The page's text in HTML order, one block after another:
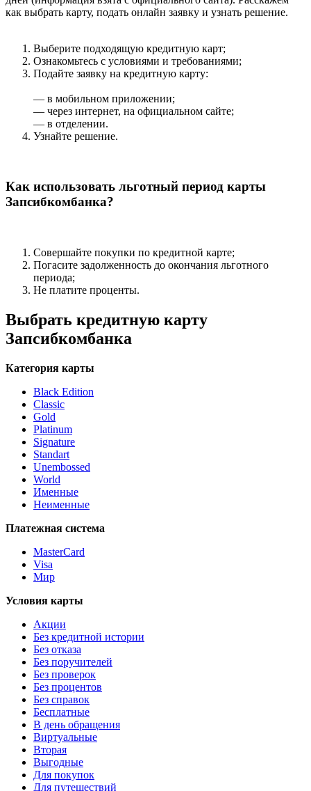
как выбрать карту, подать онлайн заявку и узнать решение.
Выберите подходящую кредитную карт;
Ознакомьтесь с условиями и требованиями;
Подайте заявку на кредитную карту:
— в мобильном приложении;
— через интернет, на официальном сайте;
— в отделении.
Узнайте решение.
Как использовать льготный период карты
Запсибкомбанка?
Совершайте покупки по кредитной карте;
Погасите задолженность до окончания льготного
периода;
Не платите проценты.
Выбрать кредитную карту
Запсибкомбанка
Категория карты
Black Edition
Classic
Gold
Platinum
Signature
Standart
Unembossed
World
Именные
Неименные
Платежная система
MasterCard
Visa
Мир
Условия карты
Акции
Без кредитной истории
Без отказа
Без поручителей
Без проверок
Без процентов
Без справок
Бесплатные
В день обращения
Виртуальные
Вторая
Выгодные
Для покупок
Для путешествий